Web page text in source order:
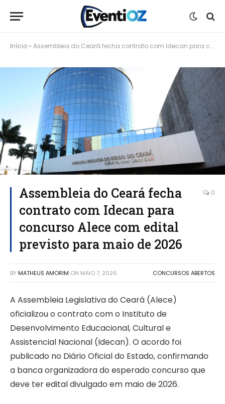
Início » Assembleia do Ceará fecha contrato com Idecan para concurso Alece com edital previsto para maio de 2026
Assembleia do Ceará fecha
contrato com Idecan para
concurso Alece com edital
previsto para maio de 2026
0
BY MATHEUS AMORIM ON MAIO 7, 2026 CONCURSOS ABERTOS
A Assembleia Legislativa do Ceará (Alece)
oficializou o contrato com o Instituto de
Desenvolvimento Educacional, Cultural e
Assistencial Nacional (Idecan). O acordo foi
publicado no Diário Oficial do Estado, confirmando
a banca organizadora do esperado concurso que
deve ter edital divulgado em maio de 2026.